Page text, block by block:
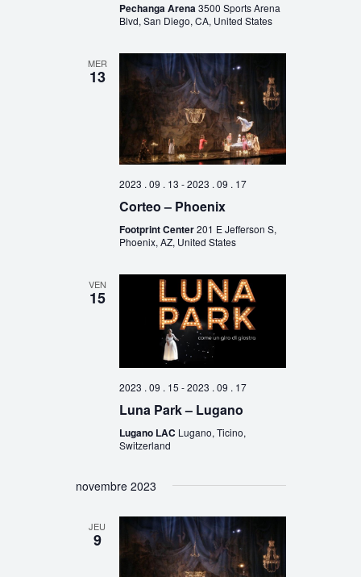
Pechanga Arena3500 Sports Arena
Blvd, San Diego, CA, United States
MER
13
2023 . 09 . 13 -2023 . 09 . 17
Corteo – Phoenix
Footprint Center201 E Jefferson S,
Phoenix, AZ, United States
VEN
15
2023 . 09 . 15 -2023 . 09 . 17
Luna Park – Lugano
Lugano LAC Lugano, Ticino,
Switzerland
novembre 2023
JEU
9